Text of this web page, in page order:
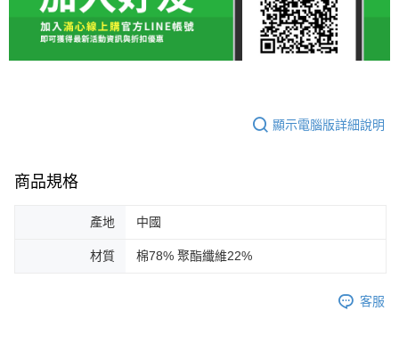
顯示電腦版詳細說明
商品規格
產地 中國
材質 棉78% 聚酯纖維22%
客服